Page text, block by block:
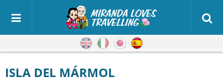
Inglés ItalianoJaponés
ISLA DEL MÁRMOL